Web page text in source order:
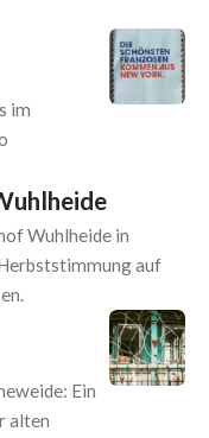
im
Wuhlheide in
auf
Ein
alten